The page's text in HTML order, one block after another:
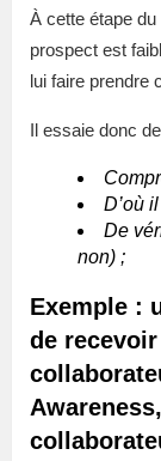
À cette étape
prospect est
lui faire prendre
Il essaie donc
D’où
De
non) ;
Exemple :
de